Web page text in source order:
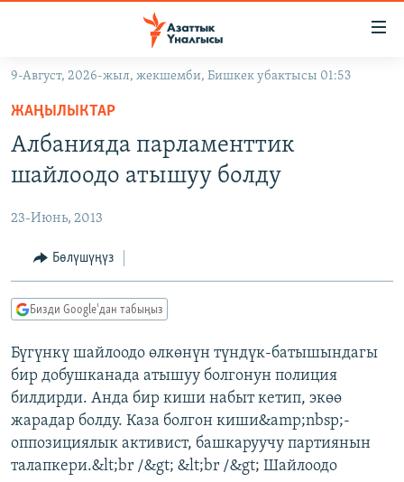
Навигацияга
өтүңүз
Издөөгө
салыңыз
КЫРГЫЗСТАН
ЭКОНОМИКА
МАДАНИЯТ
БОРБОР АЗИЯ
АТАЙЫН ИЛИКТӨӨ
ТВ ПРОГРАММАЛАР
ЭКСПЕРТТЕР ТАЛДАЙТ
БИЗ ЖАНА ДҮЙНӨ
ДАНИСТЕ
ЭЖЕ-СИҢДИЛЕР
АЗАТТЫК+
ӨЗГӨЧӨ ПИКИР
Русский
ОНЛАЙН ШЕРИНЕ
9-Август, 2026-жыл, жекшемби, Бишкек убактысы 01:53
ЖАҢЫЛЫКТАР
Албанияда парламенттик
шайлоодо атышуу болду
23-Июнь, 2013
Бөлүшүңүз
Бизди Google'дан табыңыз
Бүгүнкү шайлоодо өлкөнүн түндүк-батышындагы
бир добушканада атышуу болгонун полиция
билдирди. Анда бир киши набыт кетип, экөө
жарадар болду. Каза болгон киши&amp;nbsp;-
оппозициялык активист, башкаруучу партиянын
талапкери.&lt;br /&gt; &lt;br /&gt; Шайлоодо